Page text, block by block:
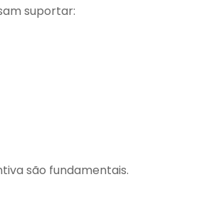
suportar:
são fundamentais.